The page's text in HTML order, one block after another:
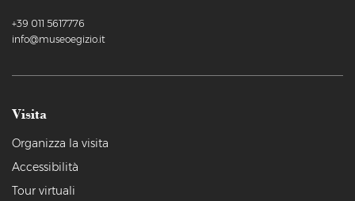
+39 011 5617776
info@museoegizio.it
Visita
Organizza la visita
Accessibilità
Tour virtuali